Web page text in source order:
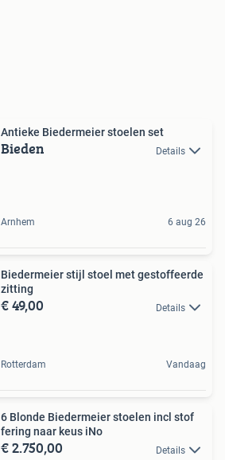
Antieke Biedermeier stoelen set
Bieden Details
Arnhem 6 aug 26
Biedermeier stijl stoel met gestoffeerde
zitting
€ 49,00 Details
Rotterdam Vandaag
6 Blonde Biedermeier stoelen incl stof
fering naar keus iNo
€ 2.750,00 Details